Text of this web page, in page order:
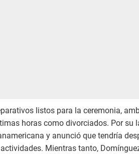
listos para la ceremonia,
horas como divorciados. Por su
y anunció que tendría
Mientras tanto,